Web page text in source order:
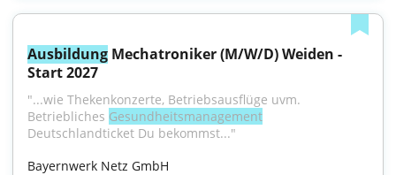
Ausbildung Mechatroniker (M/W/D) Weiden -
Start 2027
"...wie Thekenkonzerte, Betriebsausflüge uvm.
Betriebliches Gesundheitsmanagement
Deutschlandticket Du bekommst..."
Bayernwerk Netz GmbH